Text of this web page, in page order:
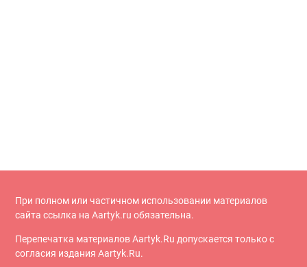
При полном или частичном использовании материалов
сайта ссылка на Aartyk.ru oбязательна.
Перепечатка материалов Aartyk.Ru допускается только с
согласия издания Aartyk.Ru.